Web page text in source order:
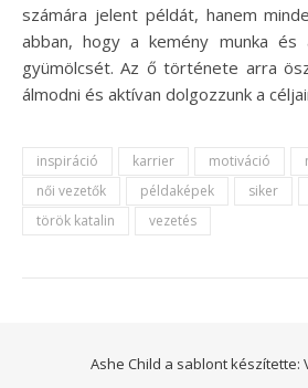
számára jelent példát, hanem
abban, hogy a kemény munka és
gyümölcsét. Az ő története arra
álmodni és aktívan dolgozzunk a
inspiráció karrier motiváció
női vezetők
példaképek siker
török katalin
vezetés
Ashe Child a sablont készítette: